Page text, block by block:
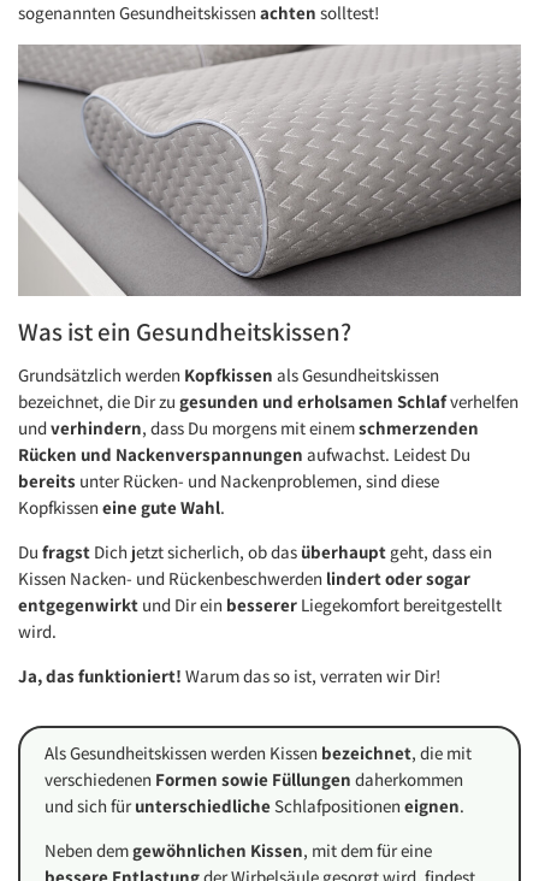
sogenannten Gesundheitskissen achten solltest!
Was ist ein Gesundheitskissen?
Grundsätzlich werden Kopfkissen als Gesundheitskissen
bezeichnet, die Dir zu gesunden und erholsamen Schlafverhelfen
undverhindern, dass Du morgens mit einemschmerzenden
Rücken und Nackenverspannungen aufwachst. Leidest Du
bereits unter Rücken- und Nackenproblemen, sind diese
Kopfkissen eine gute Wahl.
Du fragst Dich jetzt sicherlich, ob das überhaupt geht, dass ein
Kissen Nacken- und Rückenbeschwerden lindert oder sogar
entgegenwirkt und Dir ein besserer Liegekomfort bereitgestellt
wird.
Ja, das funktioniert! Warum das so ist, verraten wir Dir!
Als Gesundheitskissen werden Kissen bezeichnet, die mit
verschiedenen Formen sowie Füllungen daherkommen
und sich für unterschiedlicheSchlafpositionen eignen.
Neben demgewöhnlichen Kissen, mit dem für eine
bessere Entlastungder Wirbelsäule gesorgt wird, findest